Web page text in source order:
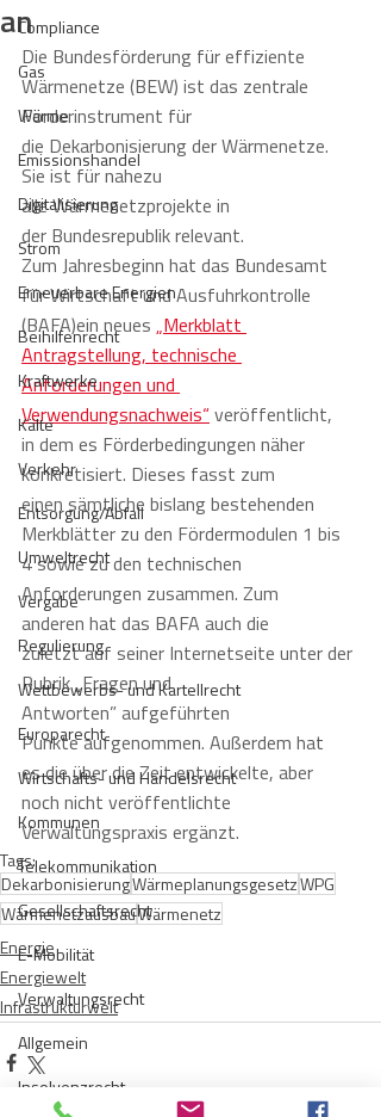
Compliance
Gas
Wärme
Emissionshandel
Digitalisierung
Strom
Erneuerbare Energien
Beihilfenrecht
Kraftwerke
Kälte
Verkehr
Entsorgung/Abfall
Umweltrecht
Vergabe
Regulierung
Wettbewerbs- und Kartellrecht
Europarecht
Wirtschafts- und Handelsrecht
Kommunen
Telekommunikation
Gesellschaftsrecht
E-Mobilität
Verwaltungsrecht
Allgemein
Insolvenzrecht
an
Die Bundesförderung für effiziente
Wärmenetze (BEW) ist das zentrale
Förderinstrument für
die Dekarbonisierung der Wärmenetze.
Sie ist für nahezu
alle Wärmenetzprojekte in
der Bundesrepublik relevant.
Zum Jahresbeginn hat das Bundesamt
für Wirtschaft und Ausfuhrkontrolle
(BAFA)ein neues „Merkblatt
Antragstellung, technische
Anforderungen und
Verwendungsnachweis“ veröffentlicht,
in dem es Förderbedingungen näher
konkretisiert. Dieses fasst zum
einen sämtliche bislang bestehenden
Merkblätter zu den Fördermodulen 1 bis
4 sowie zu den technischen
Anforderungen zusammen. Zum
anderen hat das BAFA auch die
zuletzt auf seiner Internetseite unter der
Rubrik „Fragen und
Antworten” aufgeführten
Punkte aufgenommen. Außerdem hat
es die über die Zeit entwickelte, aber
noch nicht veröffentlichte
Verwaltungspraxis ergänzt.
Tags:
DekarbonisierungWärmeplanungsgesetzWPG
WärmenetzausbauWärmenetz
Energie
Energiewelt
Infrastrukturwelt